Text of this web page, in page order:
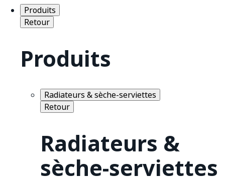
Produits
Retour
Produits
Radiateurs & sèche-serviettes
Retour
Radiateurs &
sèche-serviettes